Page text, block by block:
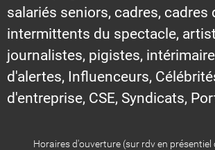
salariés seniors, cadres, cadres
intermittents du spectacle,
journalistes, pigistes,
d'alertes, Influenceurs,
d'entreprise, CSE, Syndicats,
Horaires d'ouverture (sur rdv en présentiel